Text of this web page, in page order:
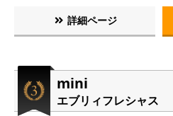
詳細ページ
mini
エブリィフレシャス